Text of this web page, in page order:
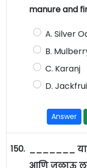
manure and
A. Silver
B.
C. Karanj
D.
Answer
150. _______ या